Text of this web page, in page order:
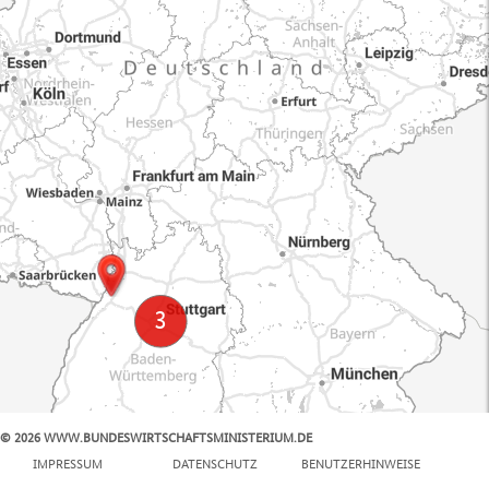
© 2026 WWW.BUNDESWIRTSCHAFTSMINISTERIUM.DE
IMPRESSUM
DATENSCHUTZ BENUTZERHINWEISE